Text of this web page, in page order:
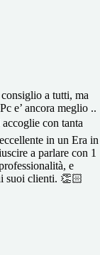
a tutti, ma
e’ ancora meglio ..
con tanta
in un Era in
a parlare con 1
e
suoi clienti. 👏🏻